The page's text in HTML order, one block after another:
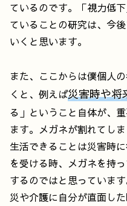
ているのです。「視力低
ていることの研究は、今
いくと思います。
また、ここからは僕個人
くと、例えば災害時や将
る」ということ自体が、
ます。メガネが割れてし
生活できることは災害時
を受ける時、メガネを持
するのではと思っていま
災や介護に自分が直面し